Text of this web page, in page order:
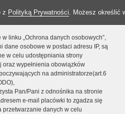
z Polityką Prywatności. Możesz określić
linku „Ochrona danych osobowych”,
dane osobowe w postaci adresu IP, są
w celu udostępniania strony
oraz wypełnienia obowiązków
na administratorze(art.6
Pan/Pani z odnośnika na stronie
e-mail placówki to zgadza się
przetwarzanie danych w celu